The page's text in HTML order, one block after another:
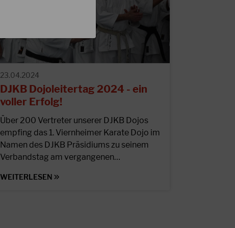
23.04.2024
DJKB Dojoleitertag 2024 - ein
voller Erfolg!
Über 200 Vertreter unserer DJKB Dojos
empfing das 1. Viernheimer Karate Dojo im
Namen des DJKB Präsidiums zu seinem
Verbandstag am vergangenen…
WEITERLESEN